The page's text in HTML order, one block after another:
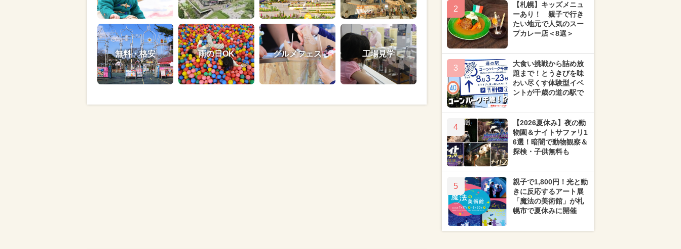
無料・格安 雨の日OK グルメフェス 工場見学
2
【札幌】キッズメニュ
ーあり！ 親子で行き
たい地元で人気のスー
プカレー店＜8選＞
3
大食い挑戦から詰め放
題まで！とうきびを味
わい尽くす体験型イベ
ントが千歳の道の駅で
4
【2026夏休み】夜の動
物園＆ナイトサファリ1
6選！暗闇で動物観察＆
探検・子供無料も
5
親子で1,800円！光と動
きに反応するアート展
「魔法の美術館」が札
幌市で夏休みに開催